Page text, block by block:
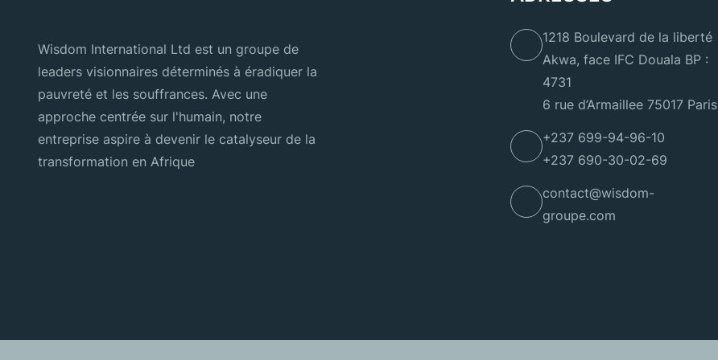
Wisdom International Ltd est un groupe de
leaders visionnaires déterminés à éradiquer la
pauvreté et les souffrances. Avec une
approche centrée sur l'humain, notre
entreprise aspire à devenir le catalyseur de la
transformation en Afrique
1218 Boulevard de la liberté
Akwa, face IFC Douala BP :
4731
6 rue d’Armaillee 75017 Paris
+237 699-94-96-10
+237 690-30-02-69
contact@wisdom-
groupe.com